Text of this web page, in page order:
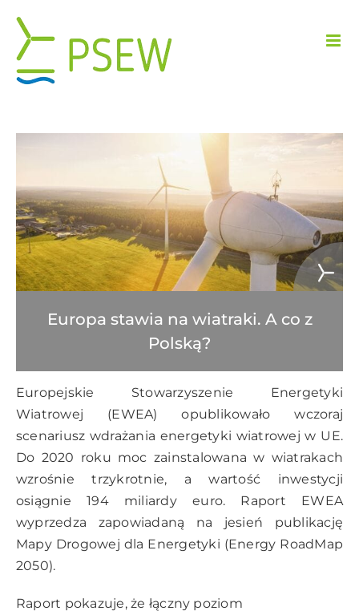
zawartości
Europa stawia na wiatraki. A co z
Polską?
Europejskie Stowarzyszenie Energetyki
Wiatrowej (EWEA) opublikowało wczoraj
scenariusz wdrażania energetyki wiatrowej w UE.
Do 2020 roku moc zainstalowana w wiatrakach
wzrośnie trzykrotnie, a wartość inwestycji
osiągnie 194 miliardy euro. Raport EWEA
wyprzedza zapowiadaną na jesień publikację
Mapy Drogowej dla Energetyki (Energy RoadMap
2050).
Raport pokazuje, że łączny poziom